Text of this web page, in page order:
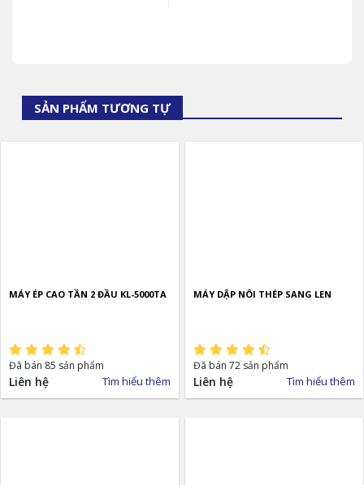
SẢN PHẨM TƯƠNG TỰ
MÁY ÉP CAO TẦN 2 ĐẦU KL-5000TA
Đã bán 85 sản phẩm
Liên hệ Tìm hiểu thêm
MÁY DẬP NÔI THÉP SANG LEN
Đã bán 72 sản phẩm
Liên hệ Tìm hiểu thêm